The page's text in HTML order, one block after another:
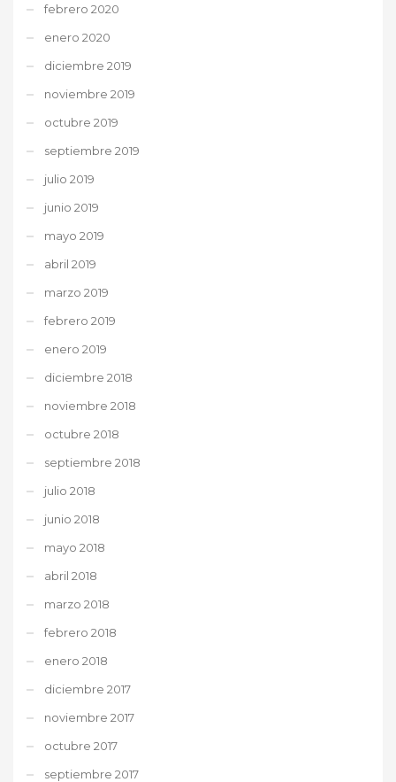
febrero 2020
enero 2020
diciembre 2019
noviembre 2019
octubre 2019
septiembre 2019
julio 2019
junio 2019
mayo 2019
abril 2019
marzo 2019
febrero 2019
enero 2019
diciembre 2018
noviembre 2018
octubre 2018
septiembre 2018
julio 2018
junio 2018
mayo 2018
abril 2018
marzo 2018
febrero 2018
enero 2018
diciembre 2017
noviembre 2017
octubre 2017
septiembre 2017